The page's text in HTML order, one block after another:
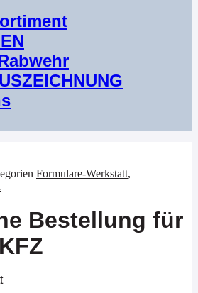
Formulare-Werkstatt,
Bestellung für